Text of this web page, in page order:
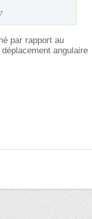
par rapport au
angulaire